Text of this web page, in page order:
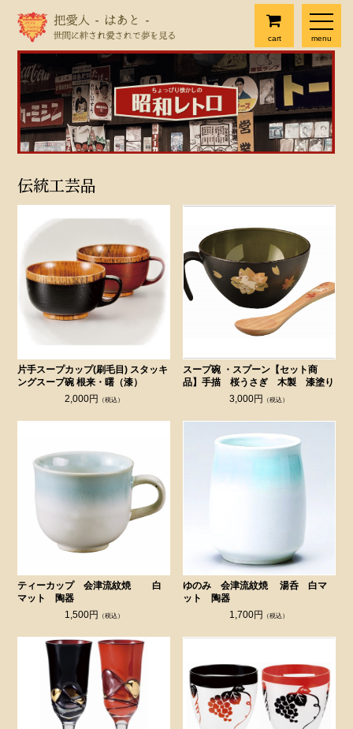
menu
cart
伝統工芸品
片手スープカップ(刷毛目) スタッキ
ングスープ碗 根来・曙（漆）
2,000円
（税込）
スープ碗 ・スプーン【セット商
品】手描 桜うさぎ 木製 漆塗り
3,000円
（税込）
ティーカップ 会津流紋焼 白
マット 陶器
1,500円
（税込）
ゆのみ 会津流紋焼 湯呑 白マ
ット 陶器
1,700円
（税込）